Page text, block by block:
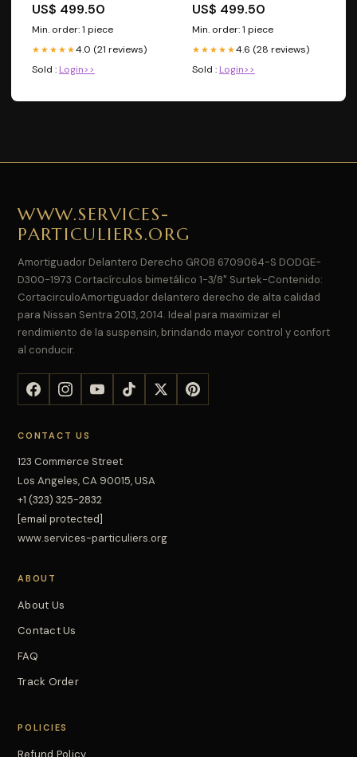
US$ 499.50
Min. order: 1 piece
★★★★★4.0 (21 reviews)
Sold : Login>>
US$ 499.50
Min. order: 1 piece
★★★★★4.6 (28 reviews)
Sold : Login>>
WWW.SERVICES-
PARTICULIERS.ORG
Amortiguador Delantero Derecho GROB 6709064-S DODGE-
D300-1973 Cortacírculos bimetálico 1-3/8" Surtek-Contenido:
CortacirculoAmortiguador delantero derecho de alta calidad
para Nissan Sentra 2013, 2014. Ideal para maximizar el
rendimiento de la suspensin, brindando mayor control y confort
al conducir.
CONTACT US
123 Commerce Street
Los Angeles, CA 90015, USA
+1 (323) 325-2832
[email protected]
www.services-particuliers.org
ABOUT
About Us
Contact Us
FAQ
Track Order
POLICIES
Refund Policy